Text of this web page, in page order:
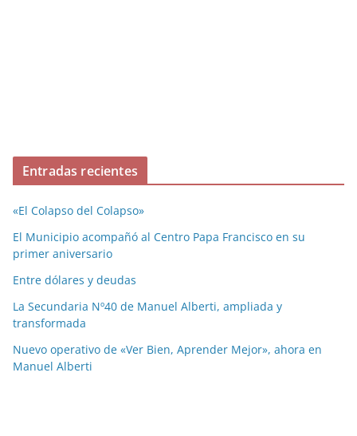
Entradas recientes
«El Colapso del Colapso»
El Municipio acompañó al Centro Papa Francisco en su
primer aniversario
Entre dólares y deudas
La Secundaria Nº40 de Manuel Alberti, ampliada y
transformada
Nuevo operativo de «Ver Bien, Aprender Mejor», ahora en
Manuel Alberti